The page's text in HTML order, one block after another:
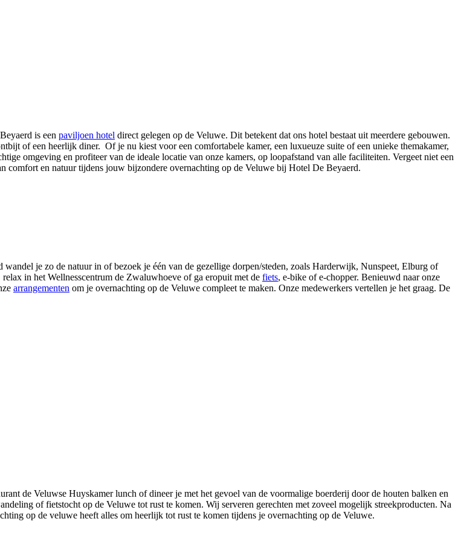
is een paviljoen hotel direct gelegen op de Veluwe. Dit betekent dat ons hotel bestaat uit meerdere gebouwen.
of een heerlijk diner. Of je nu kiest voor een comfortabele kamer, een luxueuze suite of een unieke themakamer,
omgeving en profiteer van de ideale locatie van onze kamers, op loopafstand van alle faciliteiten. Vergeet niet een
comfort en natuur tijdens jouw bijzondere overnachting op de Veluwe bij Hotel De Beyaerd.
je zo de natuur in of bezoek je één van de gezellige dorpen/steden, zoals Harderwijk, Nunspeet, Elburg of
in het Wellnesscentrum de Zwaluwhoeve of ga eropuit met de fiets, e-bike of e-chopper. Benieuwd naar onze
arrangementen om je overnachting op de Veluwe compleet te maken. Onze medewerkers vertellen je het graag. De
de Veluwse Huyskamer lunch of dineer je met het gevoel van de voormalige boerderij door de houten balken en
of fietstocht op de Veluwe tot rust te komen. Wij serveren gerechten met zoveel mogelijk streekproducten. Na
op de veluwe heeft alles om heerlijk tot rust te komen tijdens je overnachting op de Veluwe.